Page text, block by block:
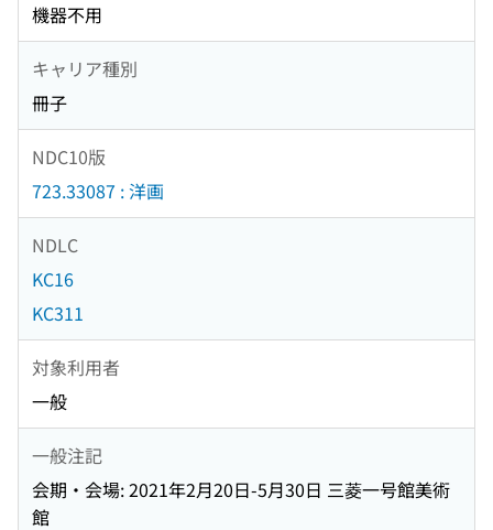
機器不用
キャリア種別
冊子
NDC10版
723.33087 : 洋画
NDLC
KC16
KC311
対象利用者
一般
一般注記
会期・会場: 2021年2月20日-5月30日 三菱一号館美術
館